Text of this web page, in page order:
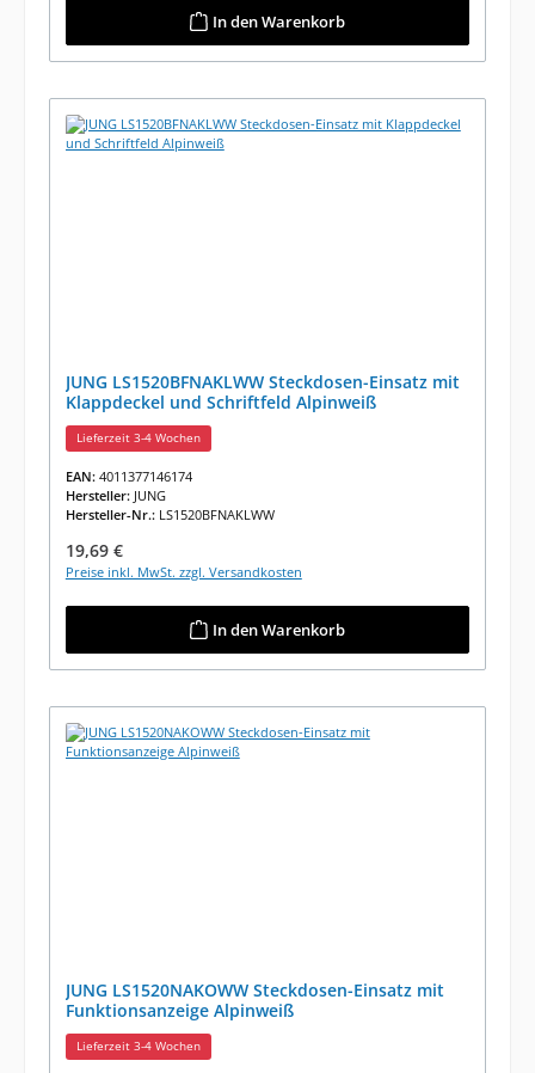
In den Warenkorb
JUNG LS1520BFNAKLWW Steckdosen-Einsatz mit
Klappdeckel und Schriftfeld Alpinweiß
Lieferzeit 3-4 Wochen
EAN: 4011377146174
Hersteller: JUNG
Hersteller-Nr.: LS1520BFNAKLWW
Regulärer Preis:
19,69 €
Preise inkl. MwSt. zzgl. Versandkosten
In den Warenkorb
JUNG LS1520NAKOWW Steckdosen-Einsatz mit
Funktionsanzeige Alpinweiß
Lieferzeit 3-4 Wochen